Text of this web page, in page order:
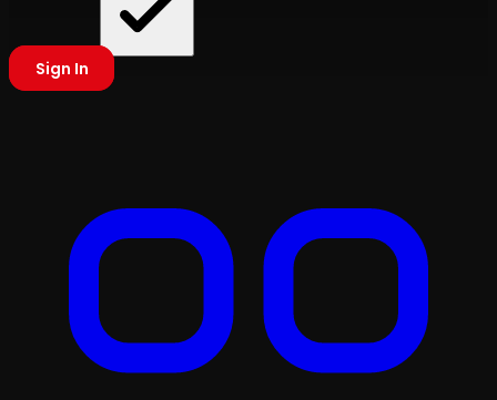
Sign In